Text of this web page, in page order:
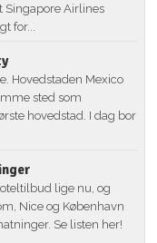
Singapore Airlines
for...
Hovedstaden Mexico
sted som
hovedstad. I dag bor
lige nu, og
Nice og København
Se listen her!